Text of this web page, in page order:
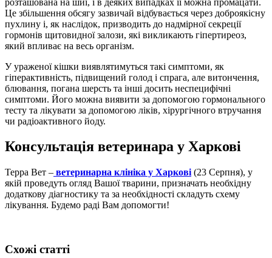
Це збільшення обсягу зазвичай відбувається через доброякісну
пухлину і, як наслідок, призводить до надмірної секреції
гормонів щитовидної залози, які викликають гіпертиреоз,
який впливає на весь організм.
У ураженої кішки виявлятимуться такі симптоми, як
гіперактивність, підвищений голод і спрага, але витончення,
блювання, погана шерсть та інші досить неспецифічні
симптоми. Його можна виявити за допомогою гормонального
тесту та лікувати за допомогою ліків, хірургічного втручання
чи радіоактивного йоду.
Консультація ветеринара у Харкові
Терра Вет – ветеринарна клініка у Харкові (23 Серпня), у
якій проведуть огляд Вашої тварини, призначать необхідну
додаткову діагностику та за необхідності складуть схему
лікування. Будемо раді Вам допомогти!
Схожі статті